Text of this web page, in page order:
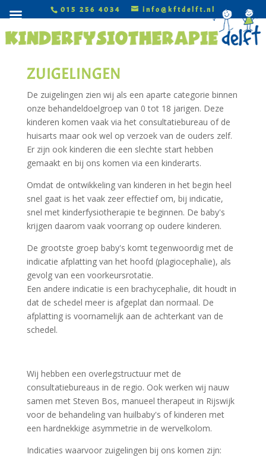
015 256 4034 info@kftdelft.nl
ZUIGELINGEN
De zuigelingen zien wij als een aparte categorie binnen
onze behandeldoelgroep van 0 tot 18 jarigen. Deze
kinderen komen vaak via het consultatiebureau of de
huisarts maar ook wel op verzoek van de ouders zelf.
Er zijn ook kinderen die een slechte start hebben
gemaakt en bij ons komen via een kinderarts.
Omdat de ontwikkeling van kinderen in het begin heel
snel gaat is het vaak zeer effectief om, bij indicatie,
snel met kinderfysiotherapie te beginnen. De baby's
krijgen daarom vaak voorrang op oudere kinderen.
De grootste groep baby's komt tegenwoordig met de
indicatie afplatting van het hoofd (plagiocephalie), als
gevolg van een voorkeursrotatie.
Een andere indicatie is een brachycephalie, dit houdt in
dat de schedel meer is afgeplat dan normaal. De
afplatting is voornamelijk aan de achterkant van de
schedel.
Wij hebben een overlegstructuur met de
consultatiebureaus in de regio. Ook werken wij nauw
samen met Steven Bos, manueel therapeut in Rijswijk
voor de behandeling van huilbaby's of kinderen met
een hardnekkige asymmetrie in de wervelkolom.
Indicaties waarvoor zuigelingen bij ons komen zijn: